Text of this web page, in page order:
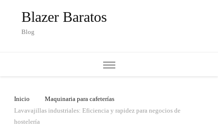
Blazer Baratos
Blog
Inicio
Maquinaria para cafeterías
Lavavajillas industriales: Eficiencia y rapidez para negocios de
hostelería